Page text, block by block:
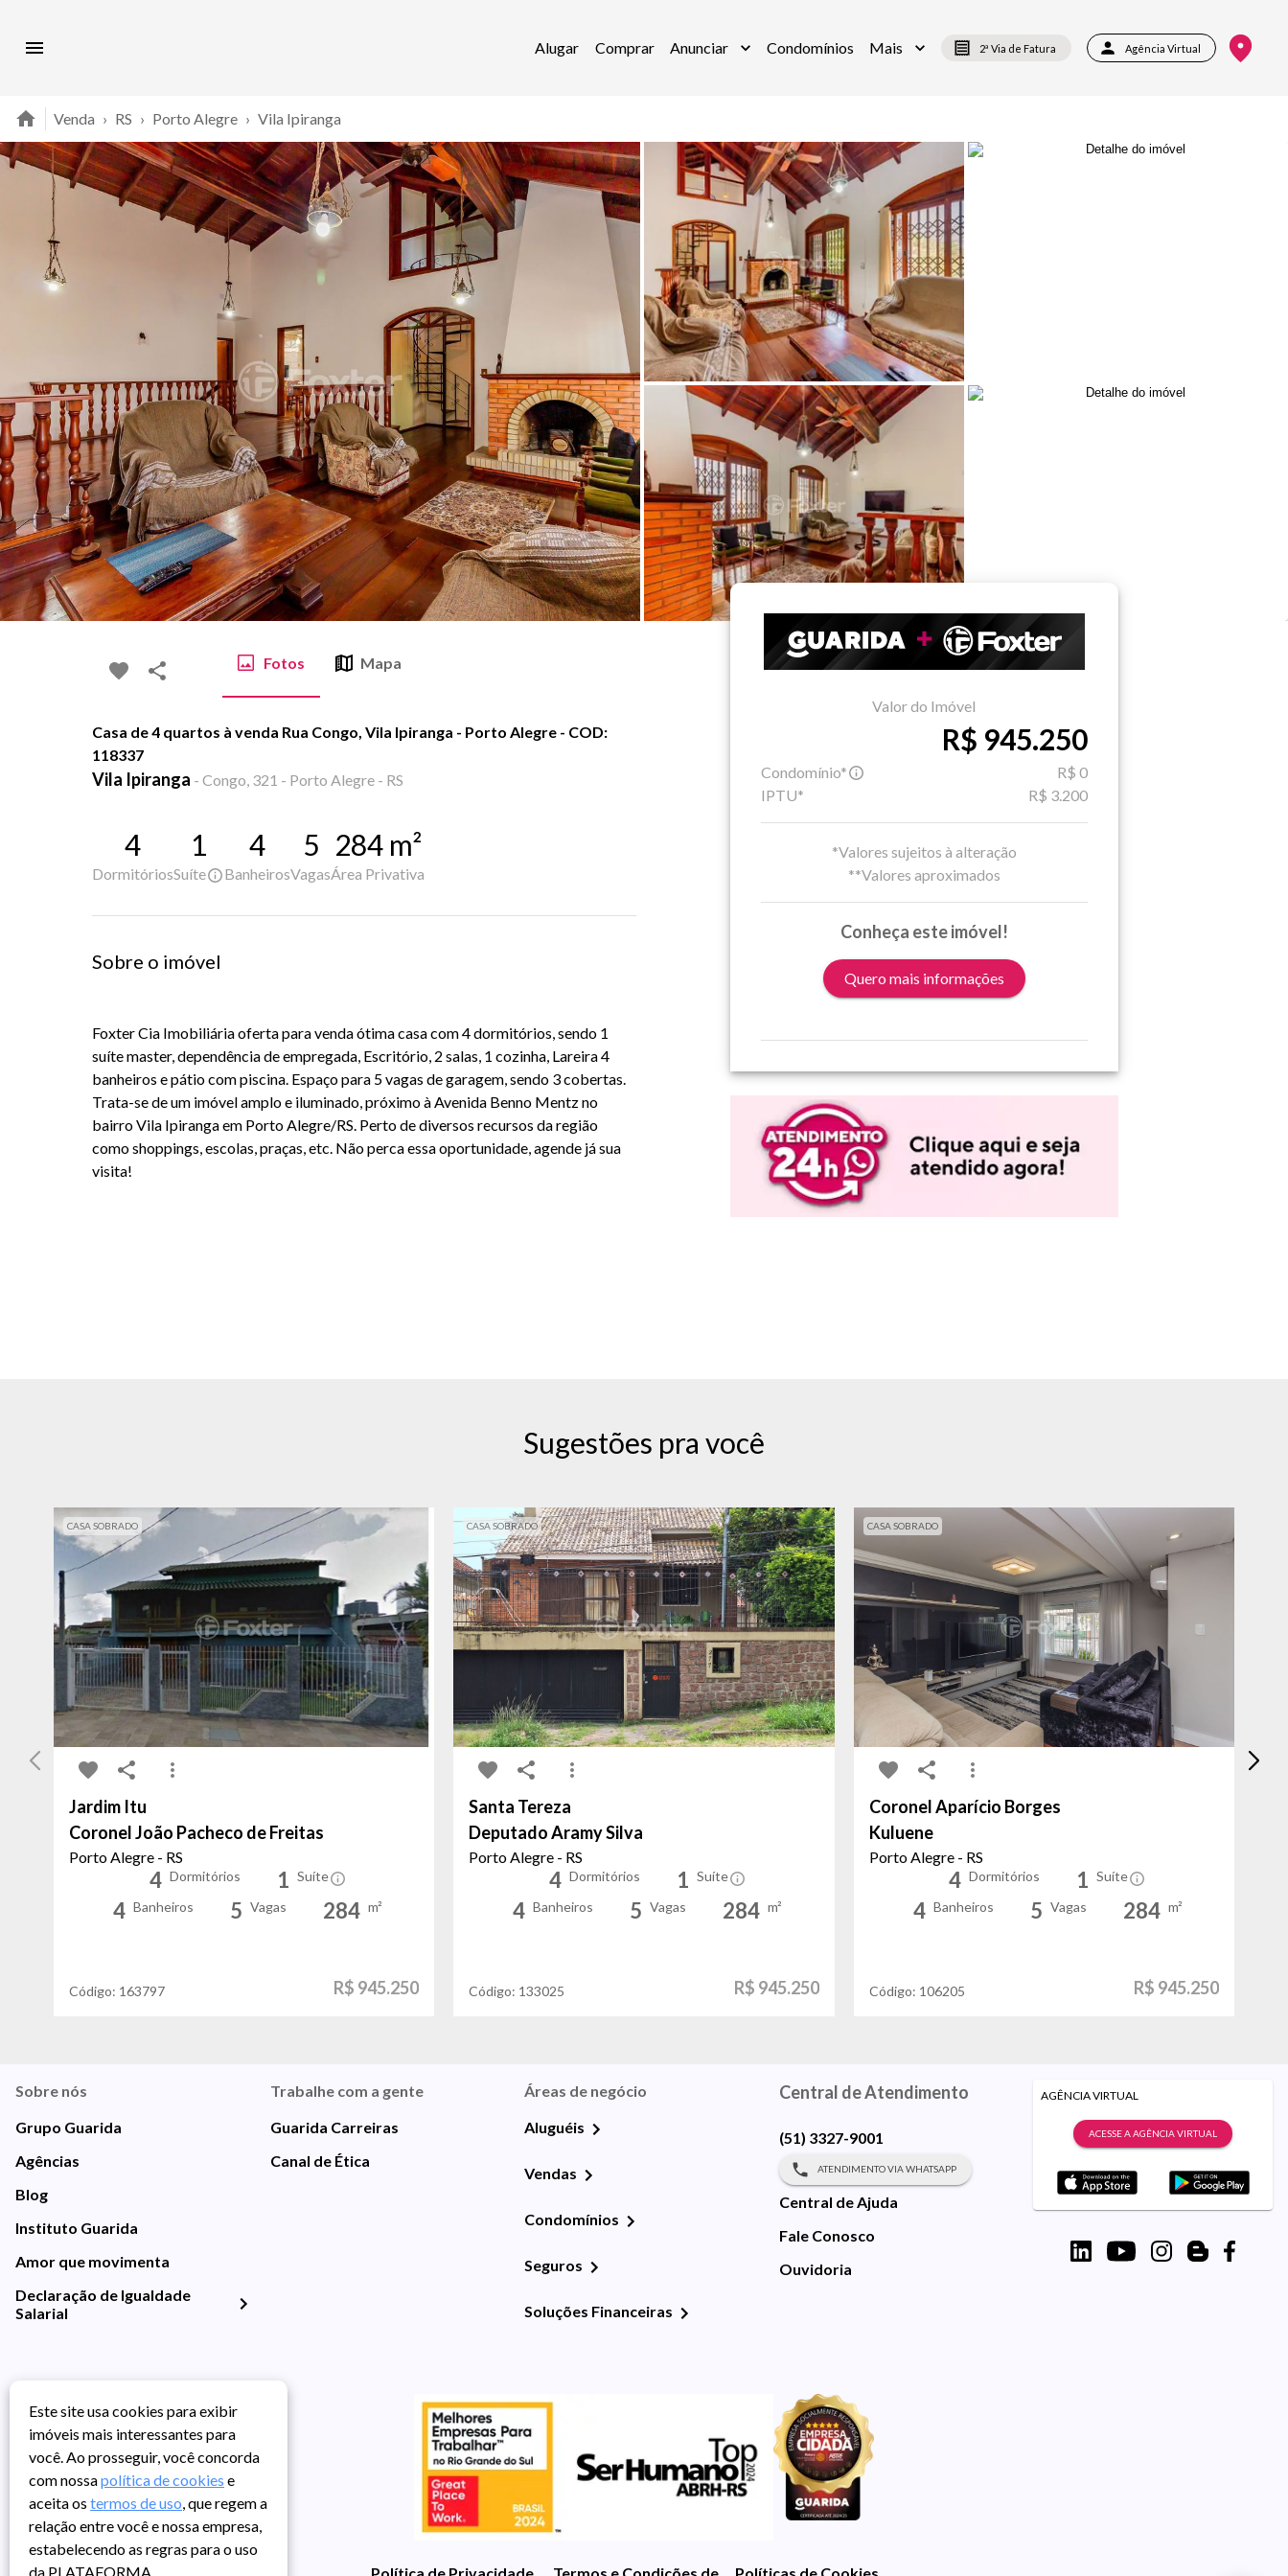
Alugar Comprar Anunciar Condomínios Mais 2ª Via de Fatura Agência Virtual
Venda › RS › Porto Alegre › Vila Ipiranga
Fotos Mapa
Casa de 4 quartos à venda Rua Congo, Vila Ipiranga - Porto Alegre - COD:
118337
Vila Ipiranga - Congo, 321 - Porto Alegre - RS
4
Dormitórios
1
Suíte
4
Banheiros
5
Vagas
284 m²
Área Privativa
Sobre o imóvel
Foxter Cia Imobiliária oferta para venda ótima casa com 4 dormitórios, sendo 1
suíte master, dependência de empregada, Escritório, 2 salas, 1 cozinha, Lareira 4
banheiros e pátio com piscina. Espaço para 5 vagas de garagem, sendo 3 cobertas.
Trata-se de um imóvel amplo e iluminado, próximo à Avenida Benno Mentz no
bairro Vila Ipiranga em Porto Alegre/RS. Perto de diversos recursos da região
como shoppings, escolas, praças, etc. Não perca essa oportunidade, agende já sua
visita!
Valor do Imóvel
R$ 945.250
Condomínio*
R$ 0
IPTU*
R$ 3.200
*Valores sujeitos à alteração
**Valores aproximados
Conheça este imóvel!
Quero mais informações
Sugestões pra você
CASA SOBRADO
Jardim Itu
Coronel João Pacheco de Freitas
Porto Alegre - RS
4 Dormitórios 1 Suíte
4 Banheiros 5 Vagas 284 m²
Código: 163797 R$ 945.250
CASA SOBRADO
Santa Tereza
Deputado Aramy Silva
Porto Alegre - RS
4 Dormitórios 1 Suíte
4 Banheiros 5 Vagas 284 m²
Código: 133025 R$ 945.250
CASA SOBRADO
Coronel Aparício Borges
Kuluene
Porto Alegre - RS
4 Dormitórios 1 Suíte
4 Banheiros 5 Vagas 284 m²
Código: 106205 R$ 945.250
Sobre nós
Grupo Guarida
Agências
Blog
Instituto Guarida
Amor que movimenta
Declaração de Igualdade
Salarial
Trabalhe com a gente
Guarida Carreiras
Canal de Ética
Áreas de negócio
Aluguéis
Vendas
Condomínios
Seguros
Soluções Financeiras
Central de Atendimento
(51) 3327-9001
ATENDIMENTO VIA WHATSAPP
Central de Ajuda
Fale Conosco
Ouvidoria
AGÊNCIA VIRTUAL
ACESSE A AGÊNCIA VIRTUAL
Política de Privacidade Termos e Condições de UsoPolíticas de Cookies
Este site usa cookies para exibir
imóveis mais interessantes para
você. Ao prosseguir, você concorda
com nossapolítica de cookies e
aceita os termos de uso, que regem a
relação entre você e nossa empresa,
estabelecendo as regras para o uso
da PLATAFORMA.